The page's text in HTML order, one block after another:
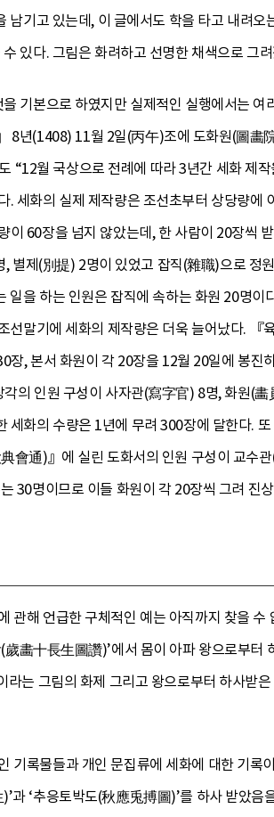
남기고 있는데, 이 글에서도 학을 타고 내려
있다. 그림은 화려하고 선명한 채색으로 그
기본으로 하였지만 실제적인 실행에서는
8년(1408) 11월 2일(丙午)조에 도화원(圖畵
월 국상으로 전례에 따라 3년간 세화 제
. 세화의 실제 제작량은 조선초부터 상당량
이 60장을 넘지 않았는데, 한 사람이 20장씩
별제(別提) 2명이 있었고 잡직(雜職)으로
일을 하는 인원은 잡직에 속하는 화원 20명
선말기에 세화의 제작량은 더욱 늘어났다.
, 본서 화원이 각 20장을 12월 20일에 봉진
의 인원 구성이 사자관(寫字官) 8명, 화원(
세화의 수량은 1년에 무려 300장에 달한다.
會通)』에 실린 도화서의 인원 구성이 교
30명이므로 이들 화원이 각 20장씩 그려 진
관해 언급한 구체적인 예는 아직까지 찾을
歲畵十長生圖讚)’에서 몸이 아파 왕으로부터
라는 그림의 화제 그리고 왕으로부터 하사
기록물들과 개인 문집류에 세화에 대한 기
과 ‘추응토박도(秋應兎搏圖)’를 하사 받았